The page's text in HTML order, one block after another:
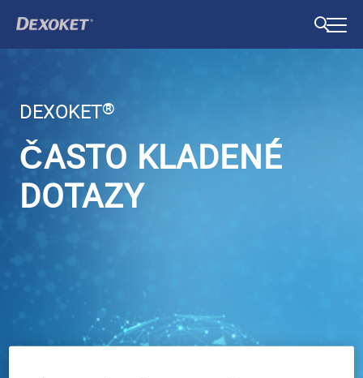
hlavnímu
obsahu
DEXOKET®
ČASTO KLADENÉ
DOTAZY